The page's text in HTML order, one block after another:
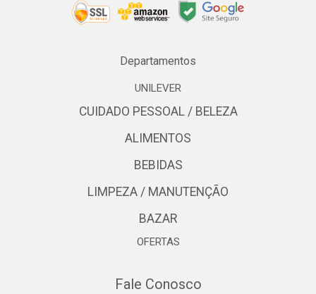
Departamentos
UNILEVER
CUIDADO PESSOAL / BELEZA
ALIMENTOS
BEBIDAS
LIMPEZA / MANUTENÇÃO
BAZAR
OFERTAS
Fale Conosco